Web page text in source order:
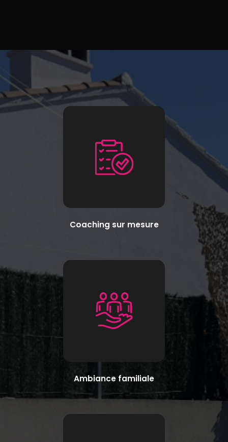
Coaching sur mesure
Ambiance familiale